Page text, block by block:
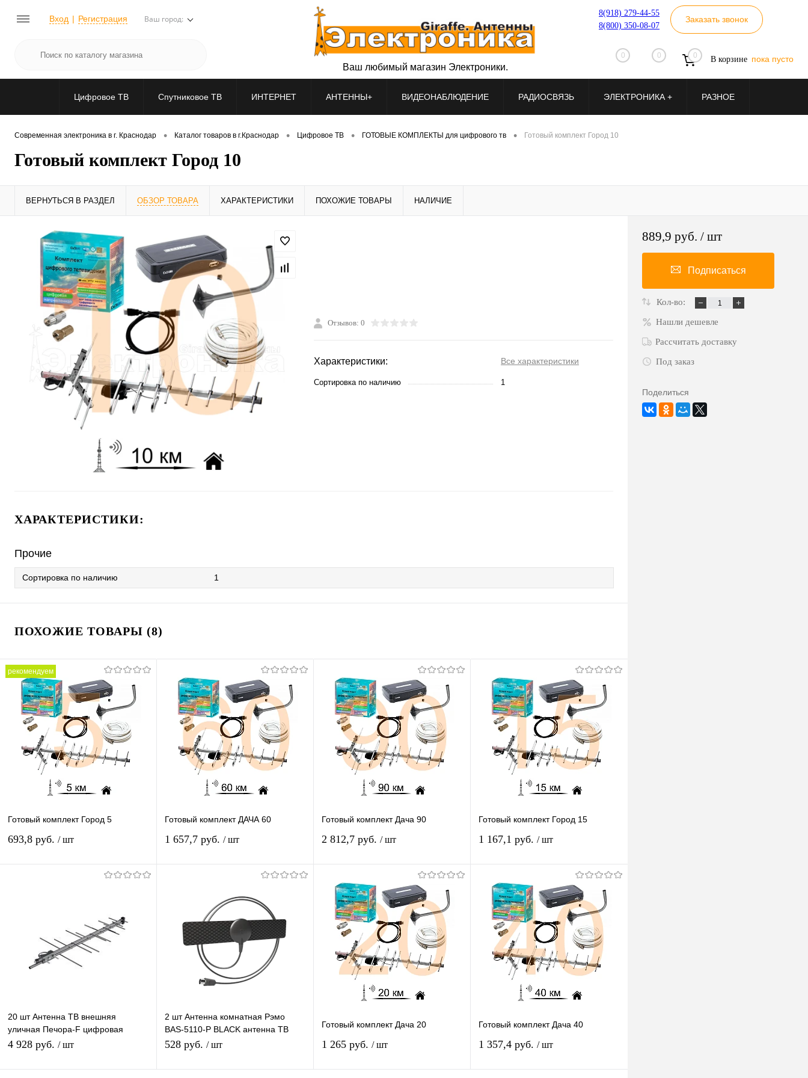
Вход Регистрация Ваш город:
8(918) 279-44-55
8(800) 350-08-07
Заказать звонок
0 0 0 В корзине пока пусто
Ваш любимый магазин Электроники.
Цифровое ТВ Спутниковое ТВ ИНТЕРНЕТ АНТЕННЫ+ ВИДЕОНАБЛЮДЕНИЕ РАДИОСВЯЗЬ ЭЛЕКТРОНИКА + РАЗНОЕ
Современная электроника в г. Краснодар • Каталог товаров в г.Краснодар • Цифровое ТВ • ГОТОВЫЕ КОМПЛЕКТЫ для цифрового тв • Готовый комплект Город 10
Готовый комплект Город 10
ВЕРНУТЬСЯ В РАЗДЕЛ ОБЗОР ТОВАРА ХАРАКТЕРИСТИКИ ПОХОЖИЕ ТОВАРЫ НАЛИЧИЕ
Отзывов: 0
Характеристики: Все характеристики
Сортировка по наличию 1
ХАРАКТЕРИСТИКИ:
Прочие
Сортировка по наличию 1
ПОХОЖИЕ ТОВАРЫ (8)
рекомендуем
Готовый комплект Город 5
693,8 руб. / шт
К сравнению
В избранное В наличии
Готовый комплект ДАЧА 60
1 657,7 руб. / шт
Купить в 1 клик К сравнению
В избранное Под заказ
Готовый комплект Дача 90
2 812,7 руб. / шт
Подписаться
Купить в 1 клик К сравнению
В избранное Под заказ
Готовый комплект Город 15
1 167,1 руб. / шт
Подписаться
Купить в 1 клик К сравнению
В избранное Под заказ
20 шт Антенна ТВ внешняя
уличная Печора-F цифровая
эфирная Рэмо BAS-1111-Р
4 928 руб. / шт
2 шт Антенна комнатная Рэмо
BAS-5110-P BLACK антенна ТВ
цифровая эфирная для
528 руб. / шт
Готовый комплект Дача 20
1 265 руб. / шт
Готовый комплект Дача 40
1 357,4 руб. / шт
889,9 руб. / шт
Подписаться
Кол-во:
Нашли дешевле
Рассчитать доставку
Под заказ
Поделиться